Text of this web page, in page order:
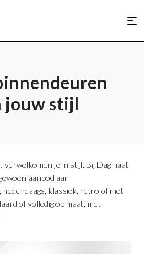
jouw stijl
verwelkomen je in stijl. Bij Dagmaat
aanbod aan
klassiek, retro of met
of volledig op maat, met